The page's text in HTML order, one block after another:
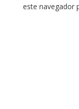
este navegador